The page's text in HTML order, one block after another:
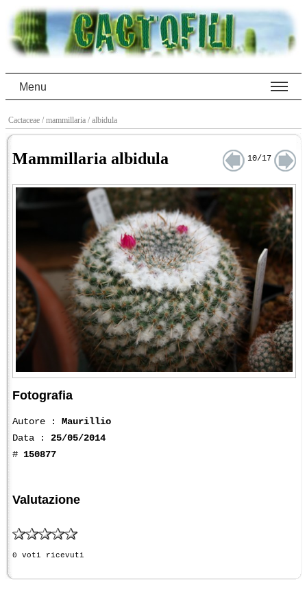
Menu
Cactaceae / mammillaria / albidula
Mammillaria albidula 10/17
Fotografia
Autore : Maurillio
Data : 25/05/2014
# 150877
Valutazione
0 voti ricevuti